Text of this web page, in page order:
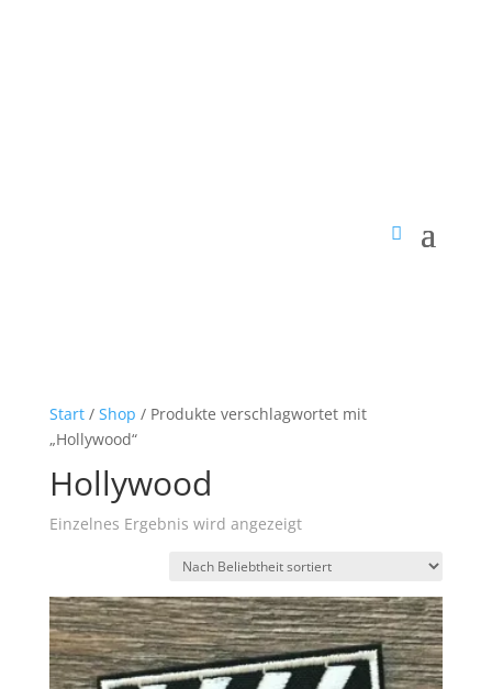
Start/ Shop / Produkte verschlagwortet mit
„Hollywood“
Hollywood
Einzelnes Ergebnis wird angezeigt